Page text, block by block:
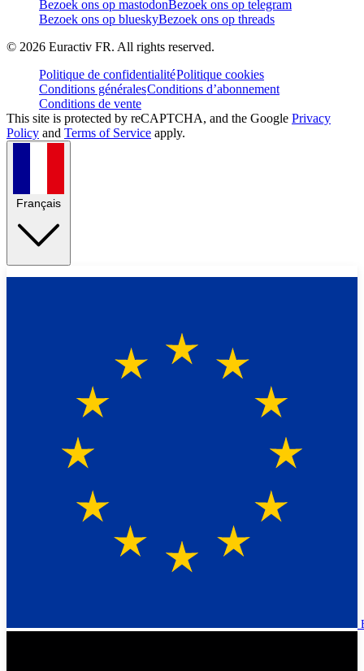
Bezoek ons op mastodonBezoek ons op telegram
Bezoek ons op blueskyBezoek ons op threads
© 2026 Euractiv FR. All rights reserved.
Politique de confidentialitéPolitique cookies
Conditions généralesConditions d’abonnement
Conditions de vente
This site is protected by reCAPTCHA, and the Google Privacy
Policy and Terms of Service apply.
Français